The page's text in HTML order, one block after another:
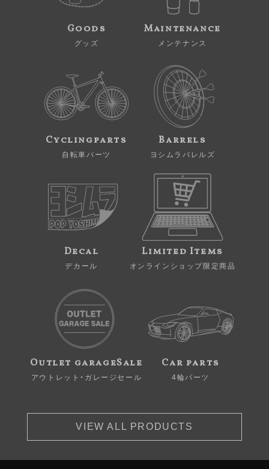
Goods
グッズ
Maintenance
メンテナンス
Cyclingparts
自転車パーツ
Barrels
ヨシムラバレルズ
Decal
デカール
Limited Items
オンラインショップ限定商品
Outlet garageSale
アウトレット・ガレージセール
Car parts
4輪パーツ
VIEW ALL PRODUCTS